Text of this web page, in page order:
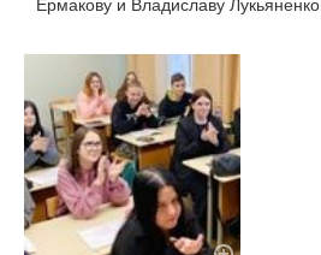
Ермакову и Владиславу